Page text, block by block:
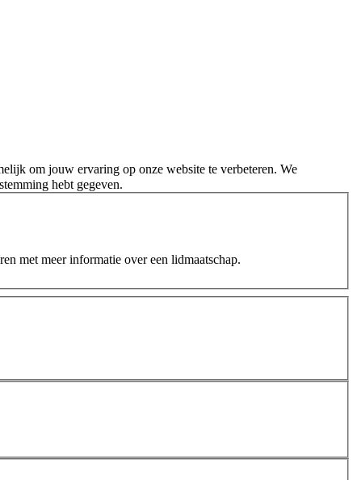
om jouw ervaring op onze website te verbeteren. We
hebt gegeven.
met meer informatie over een lidmaatschap.